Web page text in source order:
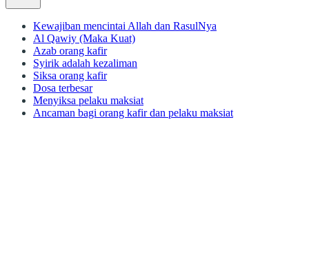
Kewajiban mencintai Allah dan RasulNya
Al Qawiy (Maka Kuat)
Azab orang kafir
Syirik adalah kezaliman
Siksa orang kafir
Dosa terbesar
Menyiksa pelaku maksiat
Ancaman bagi orang kafir dan pelaku maksiat